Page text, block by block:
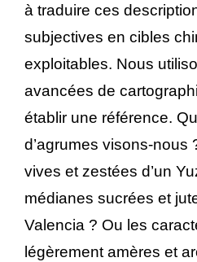
à traduire ces
subjectives en cibles
exploitables. Nous
avancées de
établir une référence.
d’agrumes visons-nous
vives et zestées d’un
médianes sucrées et
Valencia ? Ou les
légèrement amères et